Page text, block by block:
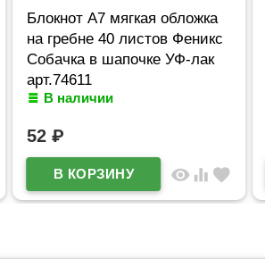
Блокнот А7 мягкая обложка
на гребне 40 листов Феникс
Собачка в шапочке УФ-лак
арт.74611
В наличии
52 ₽
visibility equalizer favorite